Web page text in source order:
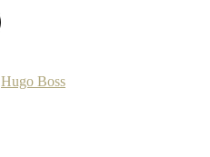
Hugo Boss